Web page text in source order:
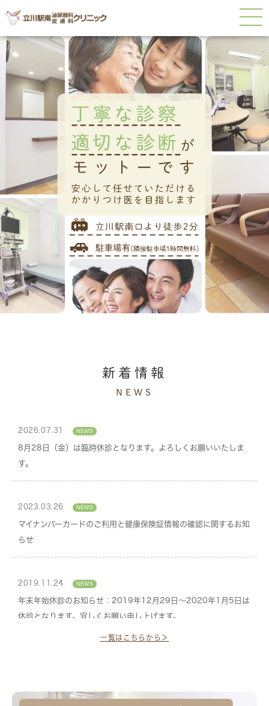
新着情報
NEWS
2026.07.31
8月28日（金）は臨時休診となります。よろしくお願いいたしま
す。
2023.03.26
マイナンバーカードのご利用と健康保険証情報の確認に関するお知
らせ
2019.11.24
年末年始休診のお知らせ：2019年12月29日～2020年1月5日は
休診となります。宜しくお願い申し上げます。
の予約を受け付けています。
一覧はこちらから＞